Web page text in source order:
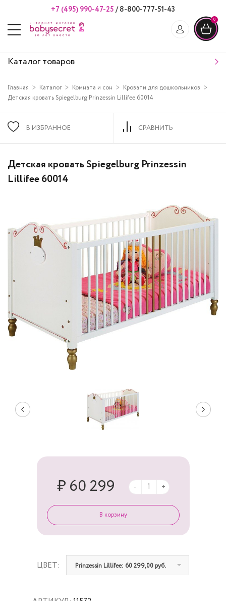
+7 (495) 990-47-25 /8-800-777-51-43
0
Каталог товаров
Главная Каталог Комната и сон
Кровати для дошкольников
Детская кровать Spiegelburg Prinzessin Lillifee 60014
В ИЗБРАННОЕ СРАВНИТЬ
Детская кровать Spiegelburg Prinzessin
Lillifee 60014
ЦВЕТ: Prinzessin Lillifee: 60 299,00 руб.
₽ 60 299 - +